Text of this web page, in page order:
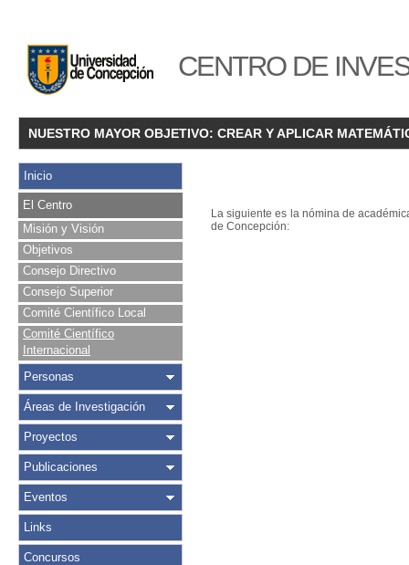
CENTRO DE
NUESTRO MAYOR OBJETIVO: CREAR Y APLICAR
Inicio
El Centro
Misión y Visión
Objetivos
Consejo Directivo
Consejo Superior
Comité Científico Local
Comité Científico
Internacional
Personas
Áreas de Investigación
Proyectos
Publicaciones
Eventos
Links
Concursos
La siguiente es la nómina de
de Concepción: